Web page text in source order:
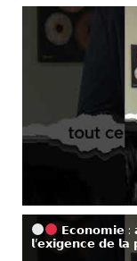
𝗘𝗰𝗼𝗻𝗼𝗺𝗶𝗲 :
𝗹’𝗲𝘅𝗶𝗴𝗲𝗻𝗰𝗲 𝗱𝗲